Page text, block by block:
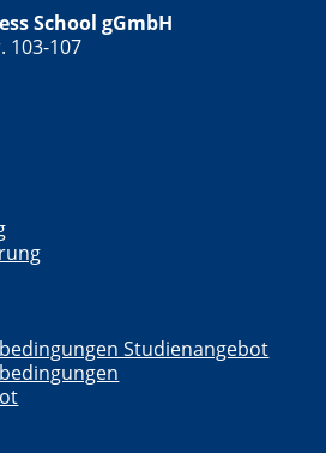
School gGmbH
103-107
Studienangebot